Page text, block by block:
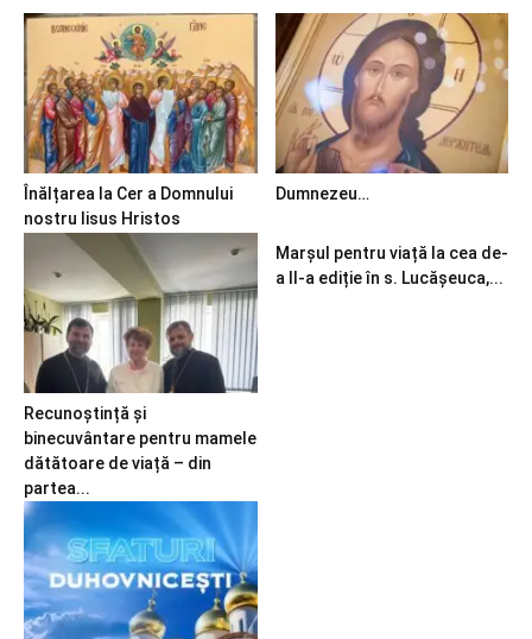
Înălțarea la Cer a Domnului
nostru Iisus Hristos
Dumnezeu…
Recunoștință și
binecuvântare pentru mamele
dătătoare de viață – din
partea...
Marșul pentru viață la cea de-
a II-a ediție în s. Lucășeuca,...